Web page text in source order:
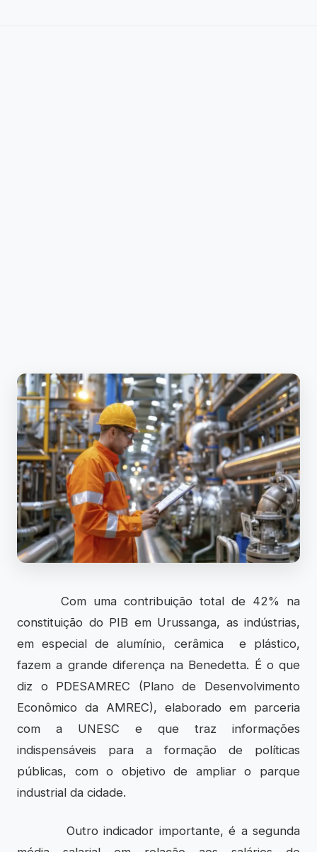
Com uma contribuição total de 42% na
constituição do PIB em Urussanga, as indústrias,
em especial de alumínio, cerâmica e plástico,
fazem a grande diferença na Benedetta. É o que
diz o PDESAMREC (Plano de Desenvolvimento
Econômico da AMREC), elaborado em parceria
com a UNESC e que traz informações
indispensáveis para a formação de políticas
públicas, com o objetivo de ampliar o parque
industrial da cidade.
Outro indicador importante, é a segunda